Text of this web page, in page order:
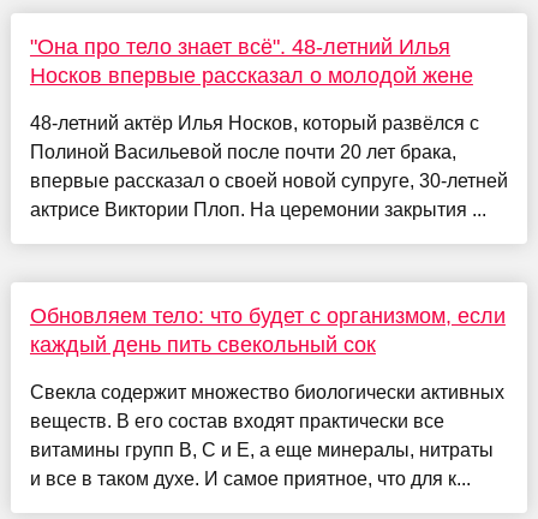
"Она про тело знает всё". 48-летний Илья
Носков впервые рассказал о молодой жене
48-летний актёр Илья Носков, который развёлся с
Полиной Васильевой после почти 20 лет брака,
впервые рассказал о своей новой супруге, 30-летней
актрисе Виктории Плоп. На церемонии закрытия ...
Обновляем тело: что будет с организмом, если
каждый день пить свекольный сок
Свекла содержит множество биологически активных
веществ. В его состав входят практически все
витамины групп B, C и E, а еще минералы, нитраты
и все в таком духе. И самое приятное, что для к...